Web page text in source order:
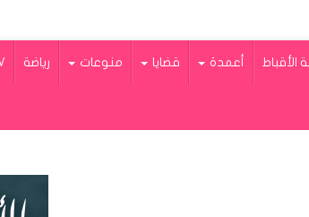
الأقباط أعمدة قضايا منوعات رياضة